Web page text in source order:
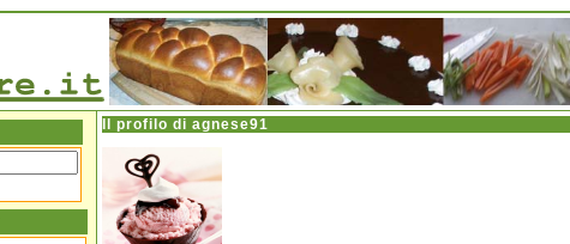
Il profilo di agnese91